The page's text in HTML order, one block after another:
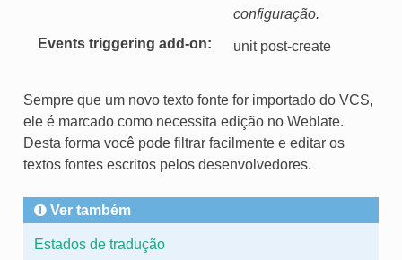
configuração.
Events triggering add-on
unit post-create
Sempre que um novo texto fonte for importado do VCS,
ele é marcado como necessita edição no Weblate.
Desta forma você pode filtrar facilmente e editar os
textos fontes escritos pelos desenvolvedores.
Ver também
Estados de tradução